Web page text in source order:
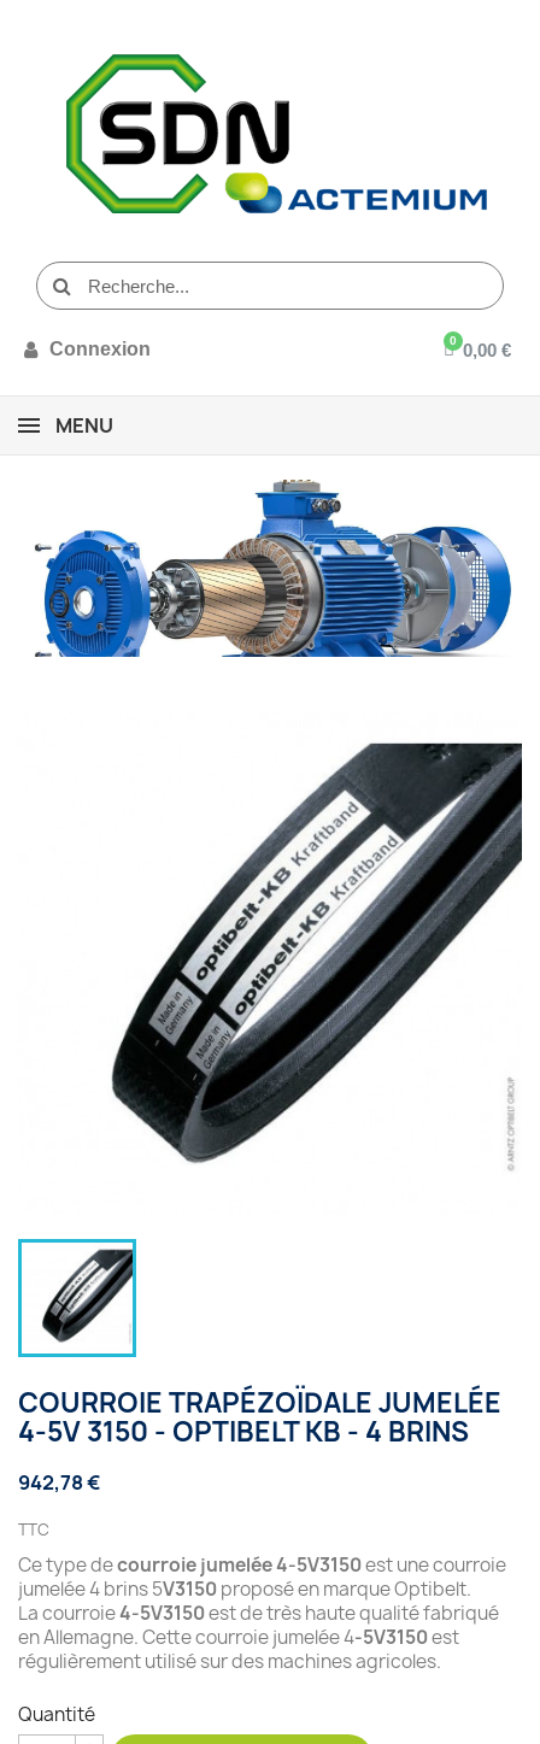
Connexion 0,00 €
MENU
COURROIE TRAPÉZOÏDALE JUMELÉE
4-5V 3150 - OPTIBELT KB - 4 BRINS
942,78 €
TTC
Ce type decourroie jumelée 4-5V3150est une courroie
jumelée 4 brins 5V3150proposé en marque Optibelt.
La courroie4-5V3150est de très haute qualité fabriqué
en Allemagne. Cette courroie jumelée 4-5V3150est
régulièrement utilisé sur des machines agricoles.
Quantité